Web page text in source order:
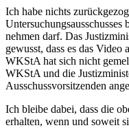
Ich habe nichts
Untersuchungsausschusses
nehmen darf. Das
gewusst, dass es das
WKStA hat sich nicht
WKStA und die
Ausschussvorsitzenden
Ich bleibe dabei, dass die
erhalten, wenn und soweit